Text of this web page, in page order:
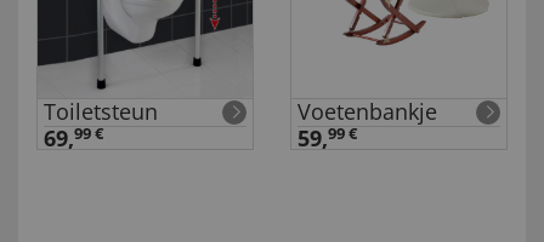
Toiletsteun
69,99 €
Voetenbankje
59,99 €